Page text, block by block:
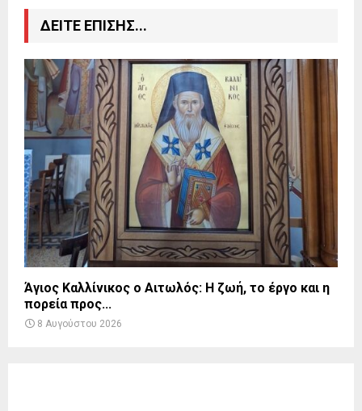
ΔΕΙΤΕ ΕΠΙΣΗΣ...
Άγιος Καλλίνικος ο Αιτωλός: Η ζωή, το έργο και η
πορεία προς...
8 Αυγούστου 2026